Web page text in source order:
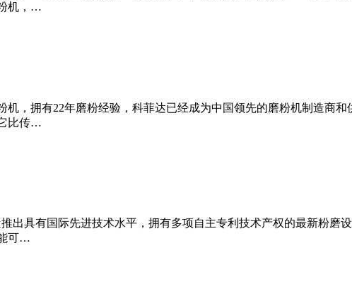
机，…
机，拥有22年磨粉经验，科菲达已经成为中国领先的磨粉机制造商
比传…
出具有国际先进技术水平，拥有多项自主专利技术产权的最新粉
可…